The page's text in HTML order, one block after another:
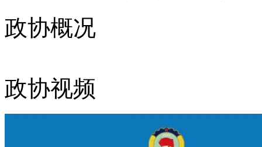
政协概况
政协视频